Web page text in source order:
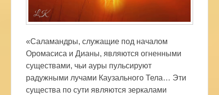
«Саламандры, служащие под началом
Оромасиса и Дианы, являются огненными
существами, чьи ауры пульсируют
радужными лучами Каузального Тела… Эти
существа по сути являются зеркалами